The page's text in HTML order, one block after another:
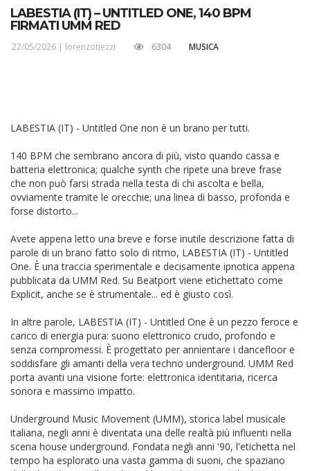
LABESTIA (IT) – UNTITLED ONE, 140 BPM
FIRMATI UMM RED
22/05/2026 | lorenzotiezzi 6304 MUSICA
LABESTIA (IT) - Untitled One non è un brano per tutti.
140 BPM che sembrano ancora di più, visto quando cassa e
batteria elettronica; qualche synth che ripete una breve frase
che non può farsi strada nella testa di chi ascolta e bella,
ovviamente tramite le orecchie; una linea di basso, profonda e
forse distorto...
Avete appena letto una breve e forse inutile descrizione fatta di
parole di un brano fatto solo di ritmo, LABESTIA (IT) - Untitled
One. È una traccia sperimentale e decisamente ipnotica appena
pubblicata da UMM Red. Su Beatport viene etichettato come
Explicit, anche se è strumentale... ed è giusto così.
In altre parole, LABESTIA (IT) - Untitled One è un pezzo feroce e
carico di energia pura: suono elettronico crudo, profondo e
senza compromessi. È progettato per annientare i dancefloor e
soddisfare gli amanti della vera techno underground. UMM Red
porta avanti una visione forte: elettronica identitaria, ricerca
sonora e massimo impatto.
Underground Music Movement (UMM), storica label musicale
italiana, negli anni è diventata una delle realtà più influenti nella
scena house underground. Fondata negli anni '90, l'etichetta nel
tempo ha esplorato una vasta gamma di suoni, che spaziano